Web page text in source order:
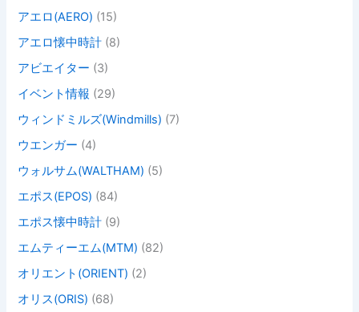
アエロ(AERO) (15)
アエロ懐中時計 (8)
アビエイター (3)
イベント情報 (29)
ウィンドミルズ(Windmills) (7)
ウエンガー (4)
ウォルサム(WALTHAM) (5)
エポス(EPOS) (84)
エポス懐中時計 (9)
エムティーエム(MTM) (82)
オリエント(ORIENT) (2)
オリス(ORIS) (68)